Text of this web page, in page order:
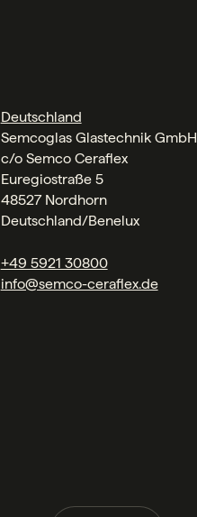
Deutschland
Semcoglas Glastechnik GmbH
c/o Semco Ceraflex
Euregiostraße 5
48527 Nordhorn
Deutschland/Benelux
+49 5921 30800
info@semco-ceraflex.de